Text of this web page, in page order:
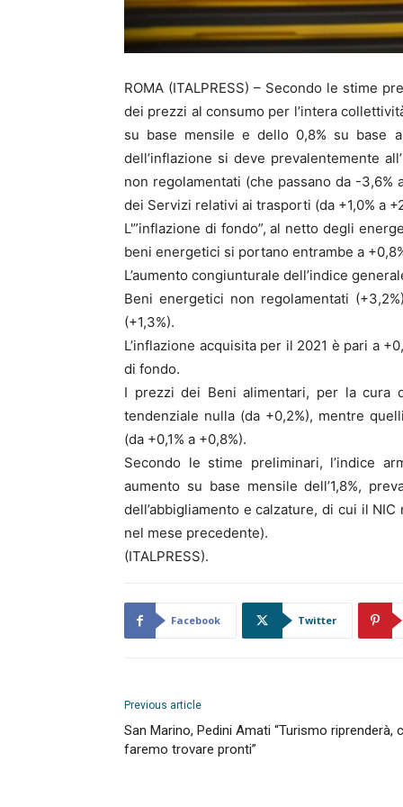
ROMA (ITALPRESS) – Secondo le stime
dei prezzi al consumo per l’intera
su base mensile e dello 0,8% su base
dell’inflazione si deve prevalentemente
non regolamentati (che passano da -3,6%
dei Servizi relativi ai trasporti (da +1,0% a
L'”inflazione di fondo”, al netto degli
beni energetici si portano entrambe a
L’aumento congiunturale dell’indice
Beni energetici non regolamentati
(+1,3%).
L’inflazione acquisita per il 2021 è pari a
di fondo.
I prezzi dei Beni alimentari, per la cura
tendenziale nulla (da +0,2%), mentre
(da +0,1% a +0,8%).
Secondo le stime preliminari, l’indice
aumento su base mensile dell’1,8%,
dell’abbigliamento e calzature, di cui il
nel mese precedente).
(ITALPRESS).
Facebook Twitter
Previous article
San Marino, Pedini Amati “Turismo riprenderà,
faremo trovare pronti”